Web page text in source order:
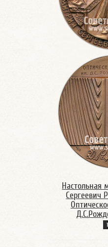
Настольная
Сергеевич